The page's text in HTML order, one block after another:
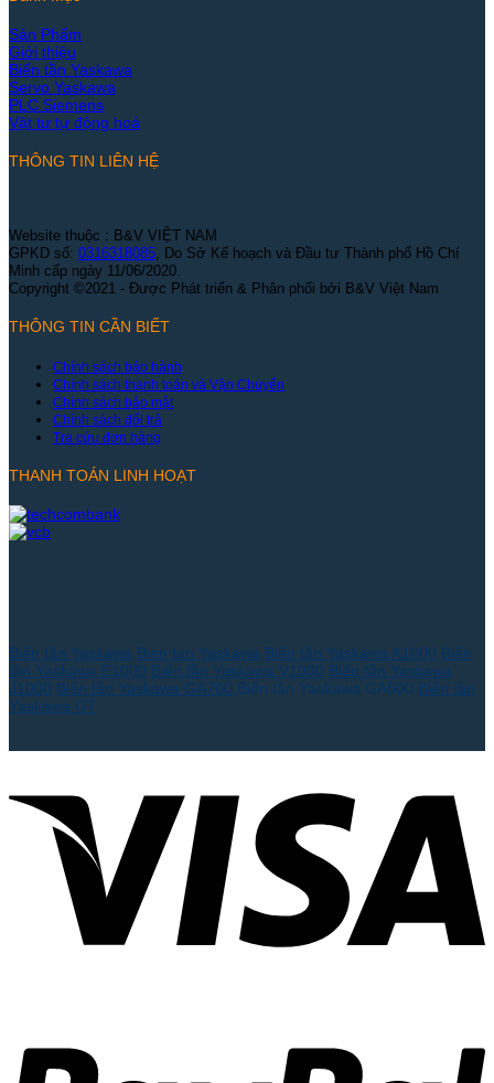
Sản Phẩm
Giới thiệu
Biến tần Yaskawa
Servo Yaskawa
PLC Siemens
Vật tư tự động hoá
THÔNG TIN LIÊN HỆ
Website thuộc : B&V VIỆT NAM
GPKD số: 0316318085, Do Sở Kế hoạch và Đầu tư Thành phố Hồ Chí
Minh cấp ngày 11/06/2020.
Copyright ©2021 - Được Phát triển & Phân phối bởi B&V Việt Nam
THÔNG TIN CẦN BIẾT
Chính sách bảo hành
Chính sách thanh toán và Vận Chuyển
Chính sách bảo mật
Chính sách đổi trả
Tra cứu đơn hàng
THANH TOÁN LINH HOẠT
Biến tần Yaskawa Bien tan Yaskawa Biến tần Yaskawa A1000 Biến
tần Yaskawa E1000 Biến tần Yaskawa V1000 Biến tần Yaskawa
J1000 Biến tần Yaskawa GA700 Biến tần Yaskawa GA500 Biến tần
Yaskawa G7